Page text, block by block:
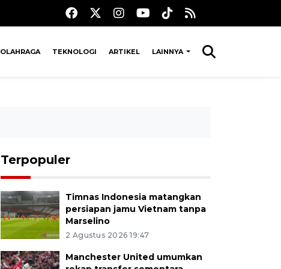
OLAHRAGA TEKNOLOGI ARTIKEL LAINNYA
Terpopuler
Timnas Indonesia matangkan
persiapan jamu Vietnam tanpa
Marselino
2 Agustus 2026 19:47
Manchester United umumkan